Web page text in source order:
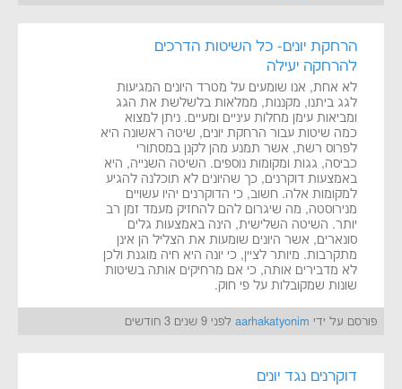
הרחקת יונים- כל השיטות הדרכים
להרחקה יעילה
לא אחת, אנו שומעים על מטרד היונים המגיעות
לגג ביתנו, מקננות, ממלאות בלשלשת את הגג
ומביאות עימן מחלות עיניים ומעיים. ניתן למצוא
כמה שיטות עבור הרחקת יונים, שיטה ראשונה היא
לפרוס רשת, אשר תמנע מהן לקנן במסתורי
כביסה, גגות ומקומות נוספים. השיטה השנייה, היא
באמצעות דוקרנים, כך שהיונים לא תוכלנה להגיע
למקומות אלה. חשוב, כי הדוקרנים יהיו עשויים
מנירוסטה, מה שיגרום להם להחזיק מעמד זמן רב
יותר. השיטה השלישית, הינה באמצעות גלים
סונארים, אשר היונים שומעות את הצליל הן אינן
מתקרבות. מיותר לציין, כי יונה היא חיה מוגנת ולכן
לא מדבירים אותה, כי אם מרחיקים אותה בשיטות
שונות שמקובלות על פי חוק.
פורסם על ידי aarhakatyonim לפני 9 שנים 3 חודשים
דוקרנים נגד יונים